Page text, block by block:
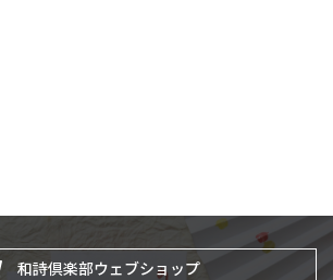
和詩倶楽部ウェブショップ